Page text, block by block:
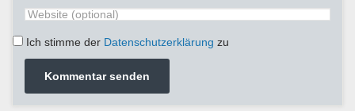
Ich stimme der Datenschutzerklärung zu